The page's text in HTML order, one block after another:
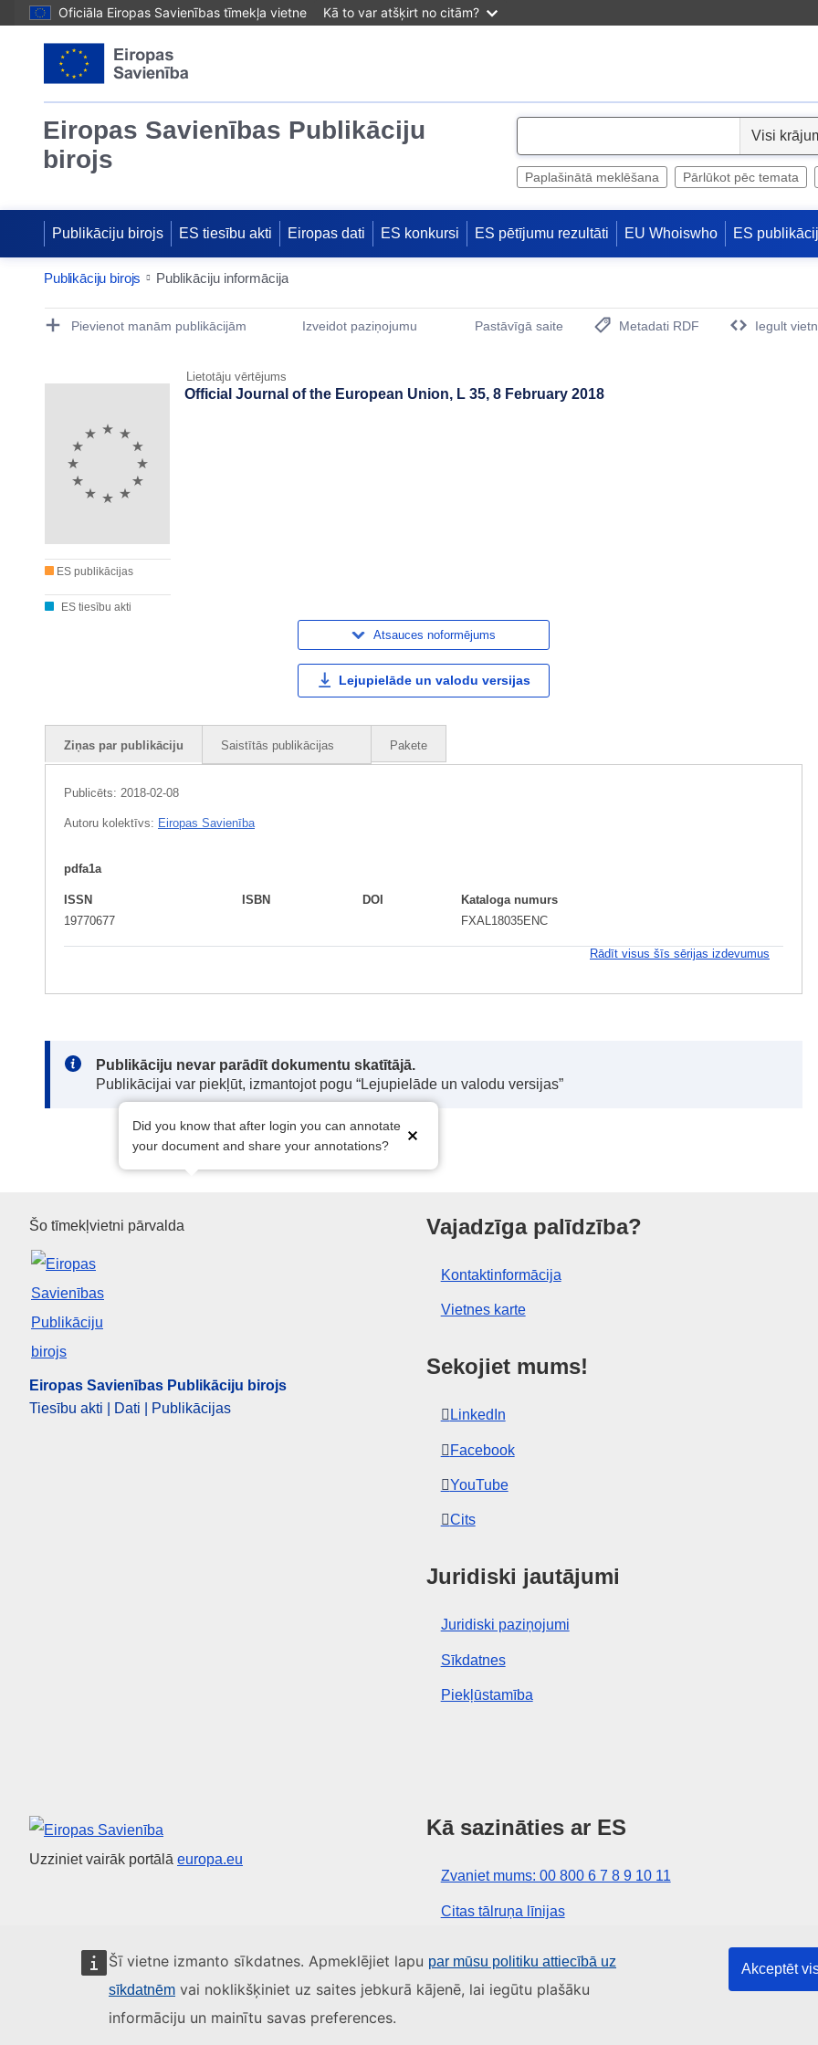
Oficiāla Eiropas Savienības tīmekļa vietne Kā to var atšķirt no citām?
Šī vietne izmanto sīkdatnes. Apmeklējiet lapu par mūsu politiku attiecībā uz
sīkdatnēm vai noklikšķiniet uz saites jebkurā kājenē, lai iegūtu plašāku
informāciju un mainītu savas preferences.
Akceptēt
Eiropas Savienības Publikāciju
birojs
e
Paplašinātā meklēšana Pārlūkot pēc temata
Publikāciju birojs ES tiesību akti Eiropas dati ES konkursi ES pētījumu rezultāti EU Whoiswho ES
Publikāciju birojs Publikāciju informācija
Publication Detail Actions Portlet
Pievienot manām publikācijām Izveidot paziņojumu Pastāvīgā saite
Metadati RDF
Iegult
Lietotāju vērtējums
ES publikācijas
ES tiesību akti
Official Journal of the European Union, L 35, 8 February 2018
Atsauces noformējums
Lejupielāde un valodu versijas
Ziņas par publikāciju Saistītās publikācijas Pakete
Publicēts: 2018-02-08
Autoru kolektīvs: Eiropas Savienība
pdfa1a
ISSN
19770677
ISBN DOI
Kataloga numurs
FXAL18035ENC
Rādīt visus šīs sērijas izdevumus
Note:
Publikāciju nevar parādīt dokumentu skatītājā.
Publikācijai var piekļūt, izmantojot pogu “Lejupielāde un valodu versijas”
Did you know that after login you can annotate
your document and share your annotations?
Eiropas Savienības Publikāciju birojs
Šo tīmekļvietni pārvalda
Eiropas Savienības Publikāciju birojs
Tiesību akti | Dati | Publikācijas
Vajadzīga palīdzība?
Kontaktinformācija
Vietnes karte
Sekojiet mums!
LinkedIn
Facebook
YouTube
Cits
Juridiski jautājumi
Juridiski paziņojumi
Sīkdatnes
Piekļūstamība
Eiropas Savienība
Uzziniet vairāk portālā europa.eu
Kā sazināties ar ES
Zvaniet mums: 00 800 6 7 8 9 10 11
Citas tālruņa līnijas
ES centru kontaktinformācija